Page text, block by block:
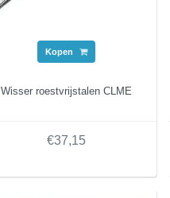
Kopen
Wisser roestvrijstalen CLME
€37,15